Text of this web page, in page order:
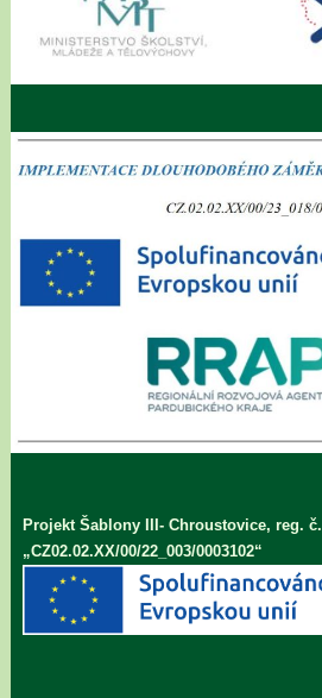
Projekt Šablony III- Chroustovice, reg. č.
„CZ02.02.XX/00/22_003/0003102“